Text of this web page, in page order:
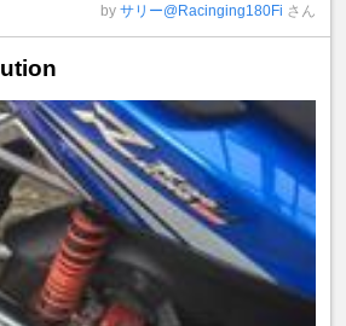
by サリー@Racinging180Fi さん